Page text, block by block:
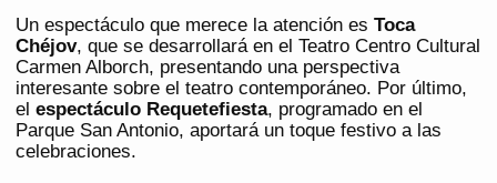
Un espectáculo que merece la atención es Toca
Chéjov, que se desarrollará en el Teatro Centro Cultural
Carmen Alborch, presentando una perspectiva
interesante sobre el teatro contemporáneo. Por último,
el espectáculo Requetefiesta, programado en el
Parque San Antonio, aportará un toque festivo a las
celebraciones.